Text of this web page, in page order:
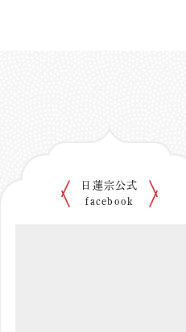
日蓮宗公式
facebook